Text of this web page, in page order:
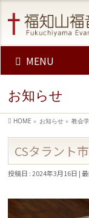
MENU
お知らせ
HOME » お知らせ » 教会
CSタラント
投稿日 : 2024年3月16日